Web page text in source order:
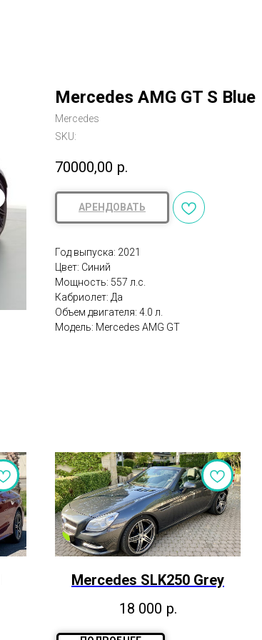
Mercedes AMG GT S Blue
Mercedes
SKU:
70000,00 р.
АРЕНДОВАТЬ
Год выпуска: 2021
Цвет: Синий
Мощность: 557 л.с.
Кабриолет: Да
Объем двигателя: 4.0 л.
Модель: Mercedes AMG GT
Mercedes SLK250 Grey
18 000 р.